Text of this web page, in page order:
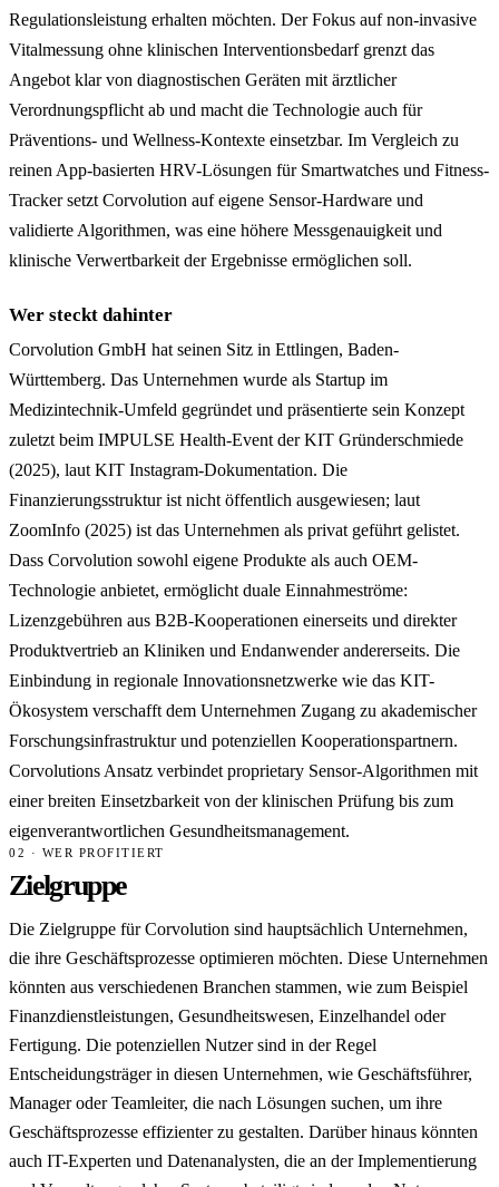
Regulationsleistung erhalten möchten. Der Fokus auf non-invasive
Vitalmessung ohne klinischen Interventionsbedarf grenzt das
Angebot klar von diagnostischen Geräten mit ärztlicher
Verordnungspflicht ab und macht die Technologie auch für
Präventions- und Wellness-Kontexte einsetzbar. Im Vergleich zu
reinen App-basierten HRV-Lösungen für Smartwatches und Fitness-
Tracker setzt Corvolution auf eigene Sensor-Hardware und
validierte Algorithmen, was eine höhere Messgenauigkeit und
klinische Verwertbarkeit der Ergebnisse ermöglichen soll.
Wer steckt dahinter
Corvolution GmbH hat seinen Sitz in Ettlingen, Baden-
Württemberg. Das Unternehmen wurde als Startup im
Medizintechnik-Umfeld gegründet und präsentierte sein Konzept
zuletzt beim IMPULSE Health-Event der KIT Gründerschmiede
(2025), laut KIT Instagram-Dokumentation. Die
Finanzierungsstruktur ist nicht öffentlich ausgewiesen; laut
ZoomInfo (2025) ist das Unternehmen als privat geführt gelistet.
Dass Corvolution sowohl eigene Produkte als auch OEM-
Technologie anbietet, ermöglicht duale Einnahmeströme:
Lizenzgebühren aus B2B-Kooperationen einerseits und direkter
Produktvertrieb an Kliniken und Endanwender andererseits. Die
Einbindung in regionale Innovationsnetzwerke wie das KIT-
Ökosystem verschafft dem Unternehmen Zugang zu akademischer
Forschungsinfrastruktur und potenziellen Kooperationspartnern.
Corvolutions Ansatz verbindet proprietary Sensor-Algorithmen mit
einer breiten Einsetzbarkeit von der klinischen Prüfung bis zum
eigenverantwortlichen Gesundheitsmanagement.
02 · WER PROFITIERT
Zielgruppe
Die Zielgruppe für Corvolution sind hauptsächlich Unternehmen,
die ihre Geschäftsprozesse optimieren möchten. Diese Unternehmen
könnten aus verschiedenen Branchen stammen, wie zum Beispiel
Finanzdienstleistungen, Gesundheitswesen, Einzelhandel oder
Fertigung. Die potenziellen Nutzer sind in der Regel
Entscheidungsträger in diesen Unternehmen, wie Geschäftsführer,
Manager oder Teamleiter, die nach Lösungen suchen, um ihre
Geschäftsprozesse effizienter zu gestalten. Darüber hinaus könnten
auch IT-Experten und Datenanalysten, die an der Implementierung